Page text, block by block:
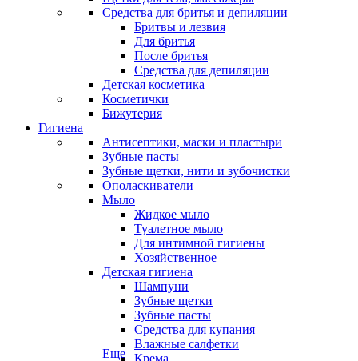
Средства для бритья и депиляции
Бритвы и лезвия
Для бритья
После бритья
Средства для депиляции
Детская косметика
Косметички
Бижутерия
Гигиена
Антисептики, маски и пластыри
Зубные пасты
Зубные щетки, нити и зубочистки
Ополаскиватели
Мыло
Жидкое мыло
Туалетное мыло
Для интимной гигиены
Хозяйственное
Детская гигиена
Шампуни
Зубные щетки
Зубные пасты
Средства для купания
Влажные салфетки
Крема
Еще